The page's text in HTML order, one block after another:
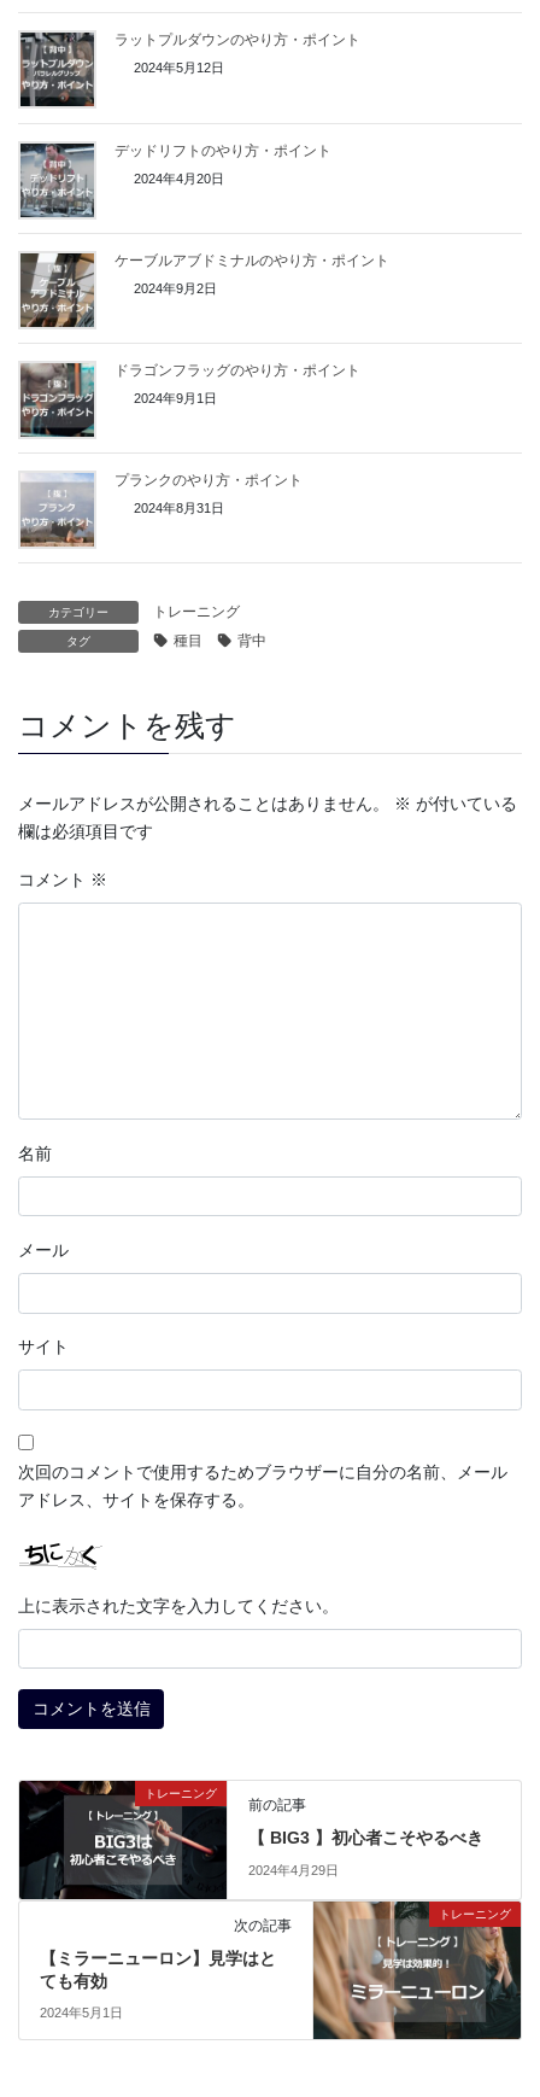
ラットプルダウンのやり方・ポイント
2024年5月12日
デッドリフトのやり方・ポイント
2024年4月20日
ケーブルアブドミナルのやり方・ポイント
2024年9月2日
ドラゴンフラッグのやり方・ポイント
2024年9月1日
プランクのやり方・ポイント
2024年8月31日
カテゴリー トレーニング
タグ 種目 背中
コメントを残す
メールアドレスが公開されることはありません。 ※ が付いている
欄は必須項目です
コメント ※
名前
メール
サイト
次回のコメントで使用するためブラウザーに自分の名前、メール
アドレス、サイトを保存する。
上に表示された文字を入力してください。
トレーニング
前の記事
【 BIG3 】初心者こそやるべき
2024年4月29日
トレーニング
次の記事
【ミラーニューロン】見学はと
ても有効
2024年5月1日